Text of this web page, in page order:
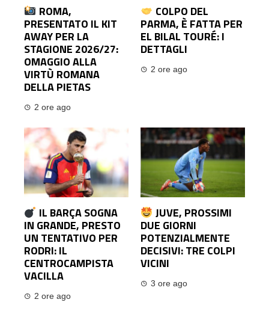
ROMA,
PRESENTATO IL KIT
AWAY PER LA
STAGIONE 2026/27:
OMAGGIO ALLA
VIRTÙ ROMANA
DELLA PIETAS
2 ore ago
COLPO DEL
PARMA, È FATTA PER
EL BILAL TOURÉ: I
DETTAGLI
2 ore ago
IL BARÇA SOGNA
IN GRANDE, PRESTO
UN TENTATIVO PER
RODRI: IL
CENTROCAMPISTA
VACILLA
2 ore ago
JUVE, PROSSIMI
DUE GIORNI
POTENZIALMENTE
DECISIVI: TRE COLPI
VICINI
3 ore ago